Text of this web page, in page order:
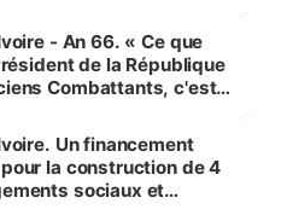
- An 66. « Ce que
de la République
Combattants, c'est
Un financement
la construction de 4
sociaux et